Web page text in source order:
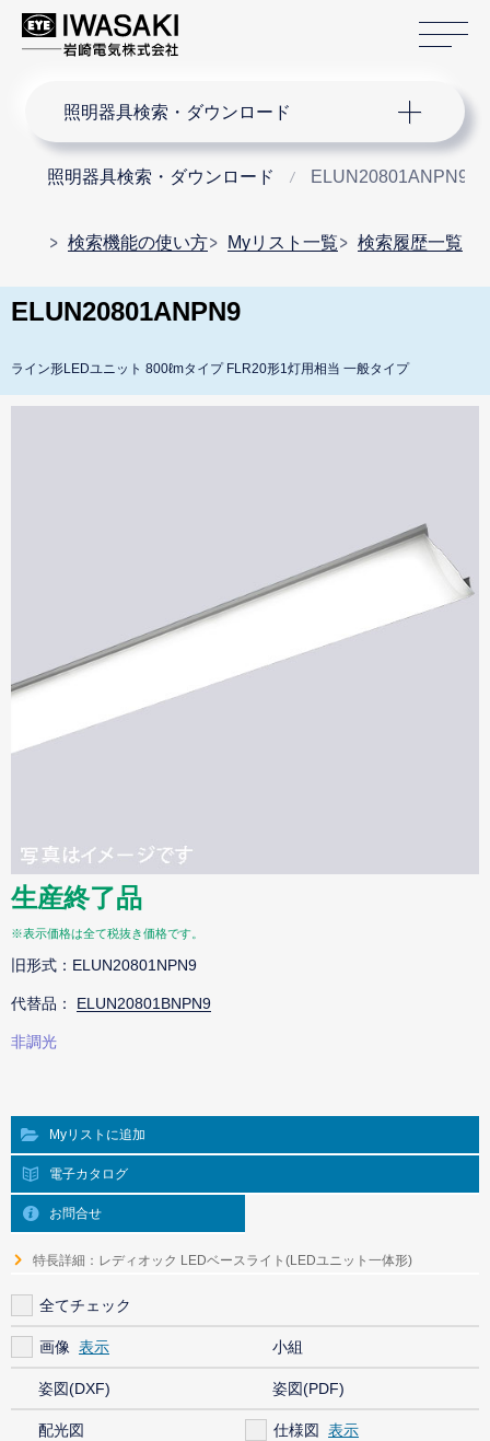
照明器具検索・ダウンロード
照明器具検索・ダウンロード ELUN20801ANPN9
検索機能の使い方 Myリスト一覧 検索履歴一覧
ELUN20801ANPN9
ライン形LEDユニット 800ℓmタイプ FLR20形1灯用相当 一般タイプ
生産終了品
※表示価格は全て税抜き価格です。
旧形式：ELUN20801NPN9
代替品： ELUN20801BNPN9
非調光
Myリストに追加
電子カタログ
お問合せ
特長詳細：レディオック LEDベースライト(LEDユニット一体形)
全てチェック
画像 小組
姿図(DXF) 姿図(PDF)
配光図 仕様図